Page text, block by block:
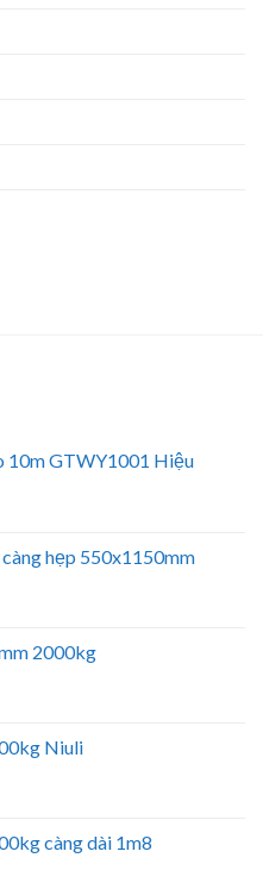
10m GTWY1001 Hiệu
hẹp 550x1150mm
2000kg
Niuli
càng dài 1m8